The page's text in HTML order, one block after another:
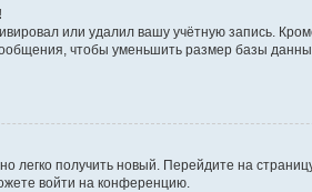
или удалил вашу учётную запись.
чтобы уменьшить размер базы
легко получить новый. Перейдите на
войти на конференцию.